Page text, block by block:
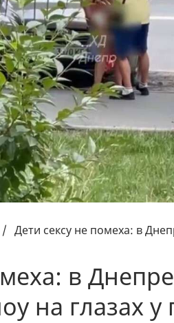
/ Дети сексу не помеха: в
в
на глазах